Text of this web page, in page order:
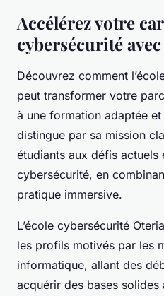
Accélérez votre
cybersécurité
Découvrez comment
peut transformer votre
à une formation adaptée
distingue par sa mission
étudiants aux défis actuels
cybersécurité, en
pratique immersive.
L’école cybersécurité
les profils motivés par les
informatique, allant des
acquérir des bases